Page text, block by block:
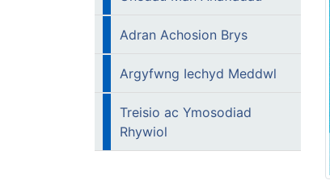
Adran Achosion Brys
Argyfwng Iechyd Meddwl
Treisio ac Ymosodiad
Rhywiol